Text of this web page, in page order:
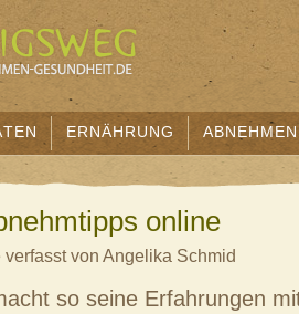
ERNÄHRUNG ABNEHMEN
online
von Angelika Schmid
so seine Erfahrungen